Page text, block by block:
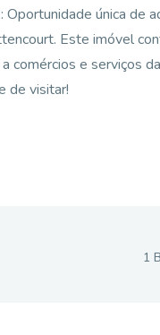
única de
Este imóvel
comércios e serviços
de visitar!
1